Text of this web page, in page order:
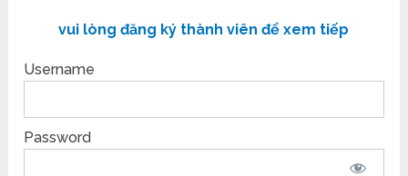
vui lòng đăng ký thành viên để xem tiếp
Username
Password